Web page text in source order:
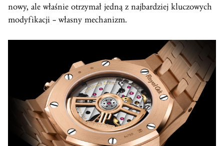
nowy, ale właśnie otrzymał jedną z najbardziej kluczowych
modyfikacji – własny mechanizm.